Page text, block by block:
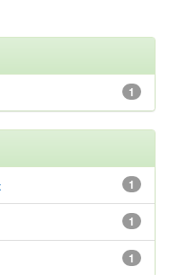
1
1
1
1